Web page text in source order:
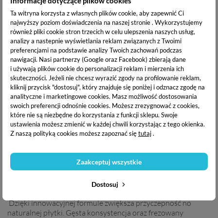
Ta witryna korzysta z własnych plików cookie, aby zapewnić Ci
najwyższy poziom doświadczenia na naszej stronie . Wykorzystujemy
również pliki cookie stron trzecich w celu ulepszenia naszych usług,
analizy a nastepnie wyświetlania reklam związanych z Twoimi
preferencjami na podstawie analizy Twoich zachowań podczas
nawigacji. Nasi partnerzy (Google oraz Facebook) zbierają dane
i używają plików cookie do personalizacji reklam i mierzenia ich
skuteczności. Jeżeli nie chcesz wyrazić zgody na profilowanie reklam,
kliknij przycisk "dostosuj", który znajduje się poniżej i odznacz zgodę na
analityczne i marketingowe cookies. Masz możliwość dostosowania
swoich preferencji odnośnie cookies. Możesz zrezygnować z cookies,
które nie są niezbędne do korzystania z funkcji sklepu. Swoje
ustawienia możesz zmienić w każdej chwili korzystając z tego okienka.
Z naszą polityką cookies możesz zapoznać siętutaj.
Dostosuj
Zaakceptuj wszystkie
23,99 zł 23,99 zł
OPIS PRODUKTU
DANE TECHNICZNE
DOSTAWA I PŁATNOŚĆ
Boska Nails Pro Rubber Baseto produkt idealny dla osób
chcących wzmocnić płytkę paznokcia. Doskonale sprawdzi
które rozdwajają się oraz łamią. Rubber base to również
idealna proozycja dla osób które nie mogą pozwolić sobie na
doskonale wpasuje się w biznesowy manicure.
Dzięki innowacyjnej formule zwiększa przyczepność no
naturalnej płytki. Gęsta konsystencja oraz frezowany